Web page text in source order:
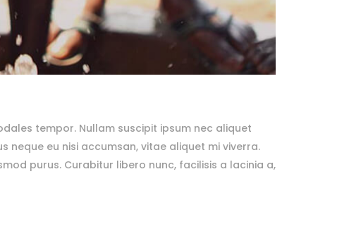
tempor. Nullam suscipit ipsum nec aliquet
neque eu nisi accumsan, vitae aliquet mi viverra.
purus. Curabitur libero nunc, facilisis a lacinia a,